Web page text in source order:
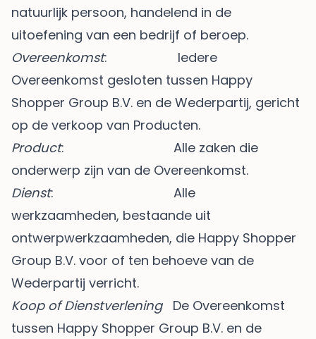
natuurlijk persoon, handelend in de
uitoefening van een bedrijf of beroep.
Overeenkomst: Iedere
Overeenkomst gesloten tussen Happy
Shopper Group B.V. en de Wederpartij, gericht
op de verkoop van Producten.
Product: Alle zaken die
onderwerp zijn van de Overeenkomst.
Dienst: Alle
werkzaamheden, bestaande uit
ontwerpwerkzaamheden, die Happy Shopper
Group B.V. voor of ten behoeve van de
Wederpartij verricht.
Koop of DienstverleningDe Overeenkomst
tussen Happy Shopper Group B.V. en de